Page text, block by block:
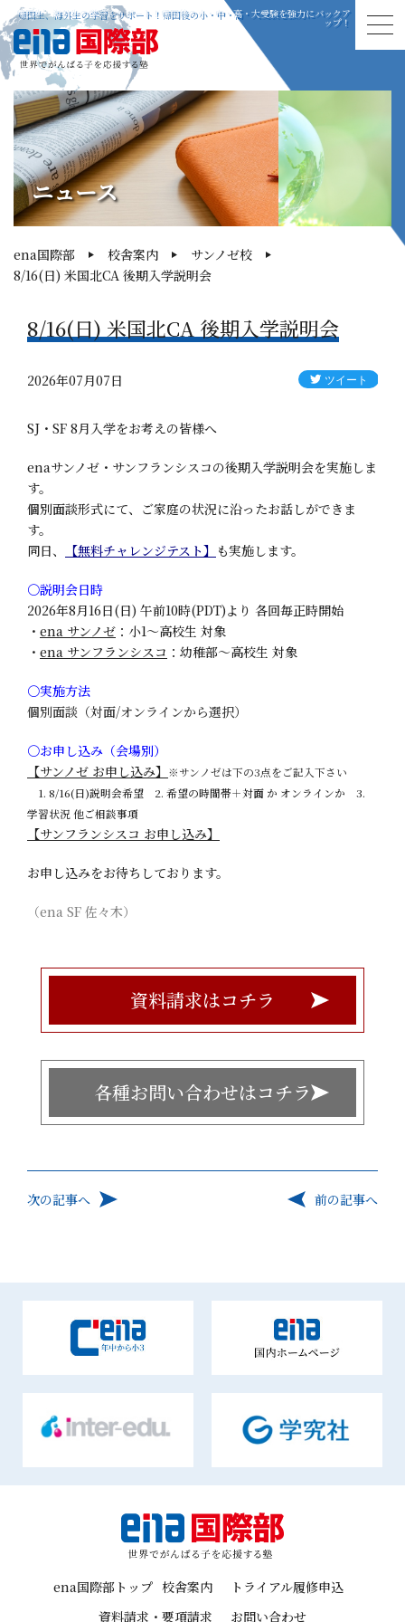
帰国生、海外生の学習をサポート！帰国後の小・中・高・大受験を強力にバックア
ップ！
ニュース
ena国際部 校舎案内
サンノゼ校
8/16(日) 米国北CA 後期入学説明会
8/16(日) 米国北CA 後期入学説明会
2026年07月07日
SJ・SF 8月入学をお考えの皆様へ
enaサンノゼ・サンフランシスコの後期入学説明会を実施しま
す。
個別面談形式にて、ご家庭の状況に沿ったお話しができま
す。
同日、
【無料チャレンジテスト】 も実施します。
〇説明会日時
2026年8月16日(日) 午前10時(PDT)より 各回毎正時開始
・ ena サンノゼ ：小1～高校生 対象
・ ena サンフランシスコ ：幼稚部～高校生 対象
〇実施方法
個別面談（対面/オンラインから選択）
〇お申し込み（会場別）
【サンノゼ お申し込み】 ※サンノゼは下の3点をご記入下さい
1. 8/16(日)説明会希望 2. 希望の時間帯＋対面 か オンラインか 3.
学習状況 他ご相談事項
【サンフランシスコ お申し込み】
お申し込みをお待ちしております。
（ena SF 佐々木）
資料請求はコチラ
各種お問い合わせはコチラ
次の記事へ 前の記事へ
ena国際部トップ 校舎案内
トライアル履修申込
資料請求・要項請求
お問い合わせ